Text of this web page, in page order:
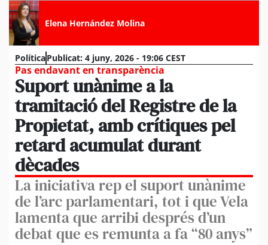
Elena Hernández Molina
PolíticaPublicat: 4 juny, 2026 - 19:06 CEST
Pas endavant en transparència
Suport unànime a la
tramitació del Registre de la
Propietat, amb crítiques pel
retard acumulat durant
dècades
La iniciativa rep el suport unànime
de l’arc parlamentari, tot i que Vela
lamenta que arribi després d’un
debat que es remunta a fa “80 anys”